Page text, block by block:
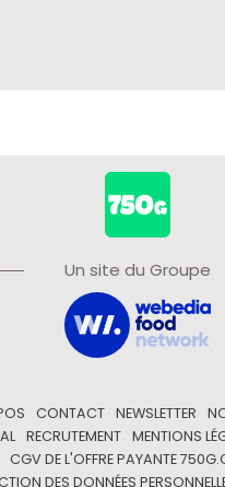
Un site du Groupe
CONTACT NEWSLETTER
RECRUTEMENT MENTIONS
CGV DE L'OFFRE PAYANTE
DES DONNÉES